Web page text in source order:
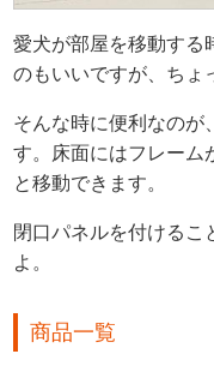
愛犬が部屋を移動する
のもいいですが、ちょ
そんな時に便利なのが
す。床面にはフレーム
と移動できます。
閉口パネルを付けるこ
よ。
商品一覧